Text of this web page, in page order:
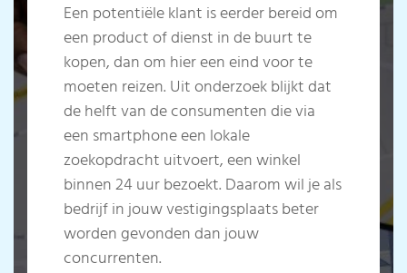
Een potentiële klant is eerder bereid om
een product of dienst in de buurt te
kopen, dan om hier een eind voor te
moeten reizen. Uit onderzoek blijkt dat
de helft van de consumenten die via
een smartphone een lokale
zoekopdracht uitvoert, een winkel
binnen 24 uur bezoekt. Daarom wil je als
bedrijf in jouw vestigingsplaats beter
worden gevonden dan jouw
concurrenten.